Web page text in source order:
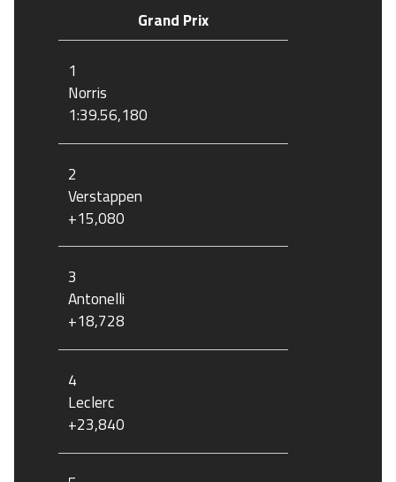
Grand Prix
1
Norris
1:39.56,180
2
Verstappen
+15,080
3
Antonelli
+18,728
4
Leclerc
+23,840